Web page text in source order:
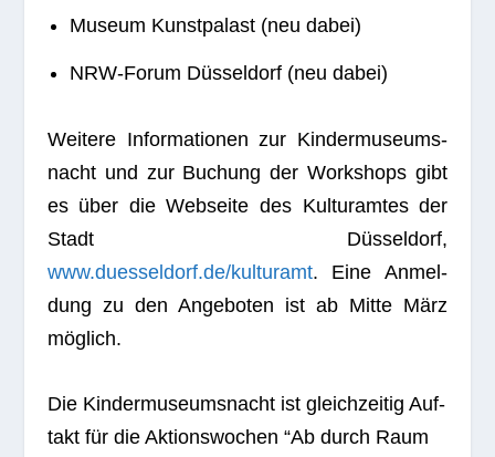
Museum Kunst­pa­last (neu dabei)
NRW-Forum Düs­sel­dorf (neu dabei)
Wei­tere Infor­ma­tio­nen zur Kin­der­mu­se­ums­
nacht und zur Buchung der Work­shops gibt
es über die Web­seite des Kul­tur­am­tes der
Stadt Düs­sel­dorf,
www.duesseldorf.de/kulturamt. Eine Anmel­
dung zu den Ange­bo­ten ist ab Mitte März
möglich.
Die Kin­der­mu­se­ums­nacht ist gleich­zei­tig Auf­
takt für die Akti­ons­wo­chen “Ab durch Raum